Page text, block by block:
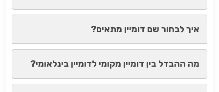
איך לבחור שם דומיין מתאים?
מה ההבדל בין דומיין מקומי לדומיין בינלאומי?